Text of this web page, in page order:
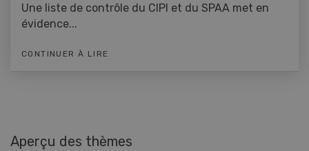
Une liste de contrôle du CIPI et du SPAA met en
évidence...
CONTINUER À LIRE
Aperçu des thèmes